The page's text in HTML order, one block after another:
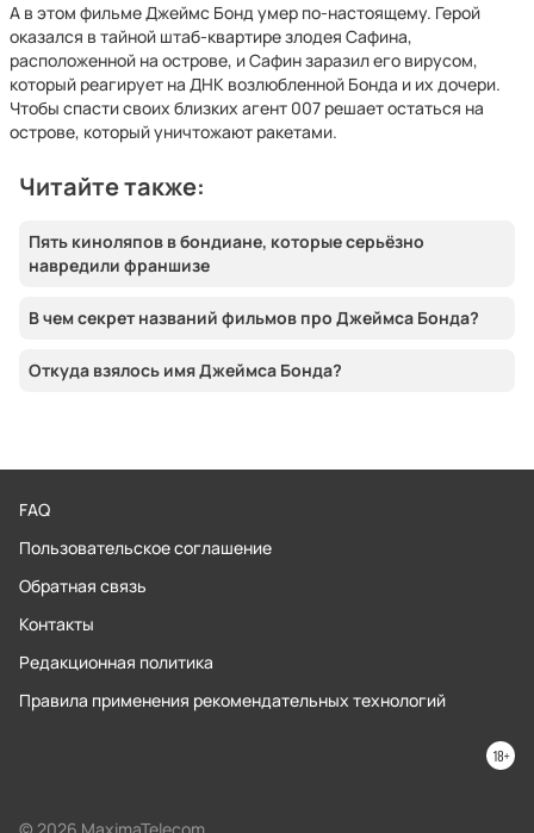
А в этом фильме Джеймс Бонд умер по-настоящему. Герой
оказался в тайной штаб-квартире злодея Сафина,
расположенной на острове, и Сафин заразил его вирусом,
который реагирует на ДНК возлюбленной Бонда и их дочери.
Чтобы спасти своих близких агент 007 решает остаться на
острове, который уничтожают ракетами.
Читайте также:
Пять киноляпов в бондиане, которые серьёзно
навредили франшизе
В чем секрет названий фильмов про Джеймса Бонда?
Откуда взялось имя Джеймса Бонда?
FAQ
Пользовательское соглашение
Обратная связь
Контакты
Редакционная политика
Правила применения рекомендательных технологий